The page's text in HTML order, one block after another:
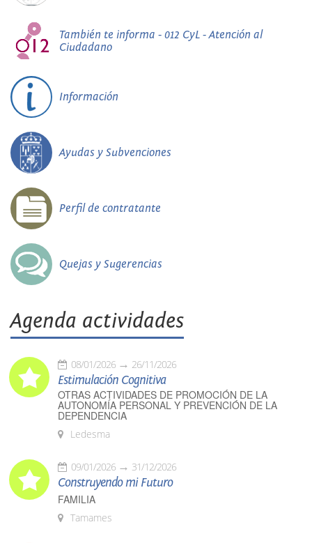
También te informa - 012 CyL - Atención al
Ciudadano
Información
Ayudas y Subvenciones
Perfil de contratante
Quejas y Sugerencias
Agenda actividades
08/01/2026 26/11/2026
Estimulación Cognitiva
OTRAS ACTIVIDADES DE PROMOCIÓN DE LA
AUTONOMÍA PERSONAL Y PREVENCIÓN DE LA
DEPENDENCIA
Ledesma
09/01/2026 31/12/2026
Construyendo mi Futuro
FAMILIA
Tamames